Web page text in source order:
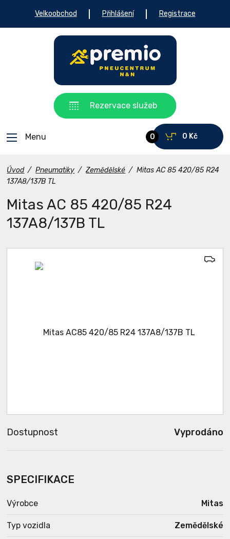
Velkoobchod Přihlášení Registrace
0 0 Kč
Menu
Rezervace služeb
Úvod / Pneumatiky / Zemědělské / Mitas AC 85 420/85 R24
137A8/137B TL
Mitas AC 85 420/85 R24
137A8/137B TL
Dostupnost Vyprodáno
SPECIFIKACE
Výrobce Mitas
Typ vozidla Zemědělské